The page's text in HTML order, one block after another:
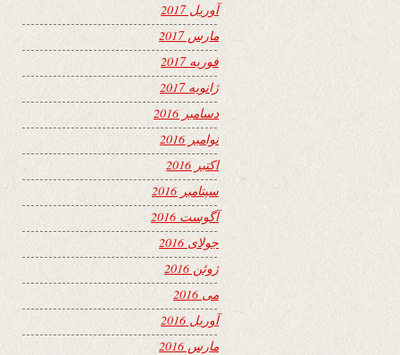
آوریل 2017
مارس 2017
فوریه 2017
ژانویه 2017
دسامبر 2016
نوامبر 2016
اکتبر 2016
سپتامبر 2016
آگوست 2016
جولای 2016
ژوئن 2016
می 2016
آوریل 2016
مارس 2016